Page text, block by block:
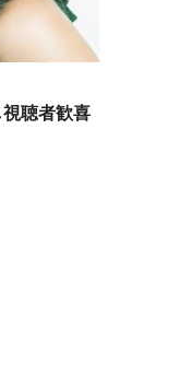
聴者歓喜